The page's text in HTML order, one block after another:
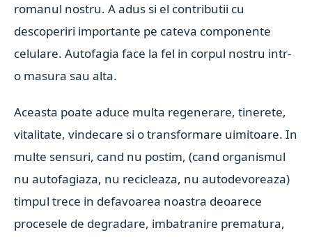
romanul nostru. A adus si el contributii cu
descoperiri importante pe cateva componente
celulare. Autofagia face la fel in corpul nostru intr-
o masura sau alta.
Aceasta poate aduce multa regenerare, tinerete,
vitalitate, vindecare si o transformare uimitoare. In
multe sensuri, cand nu postim, (cand organismul
nu autofagiaza, nu recicleaza, nu autodevoreaza)
timpul trece in defavoarea noastra deoarece
procesele de degradare, imbatranire prematura,